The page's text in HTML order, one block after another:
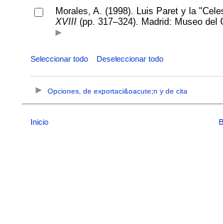
Morales, A. (1998). Luis Paret y la
XVIII(pp. 317–324). Madrid: Museo del
Seleccionar todo Deseleccionar todo
Opciones, de exportaci&oacute;n y de cita
Inicio